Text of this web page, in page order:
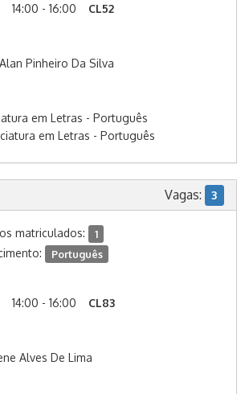
14:00 - 16:00
CL52
Pinheiro Da Silva
em Letras - Português
em Letras - Português
Vagas: 3
matriculados: 1
Português
14:00 - 16:00
CL83
Alves De Lima